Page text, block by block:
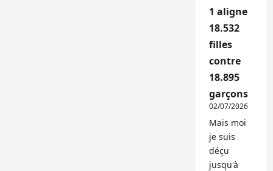
1 aligne
18.532
filles
contre
18.895
garçons
02/07/2026
Mais moi
je suis
déçu
jusqu'à